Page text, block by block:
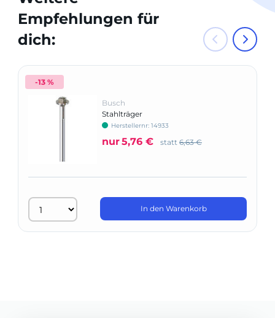
Empfehlungen für
dich:
-13 %
Busch
Stahlträger
Herstellernr: 14933
nur5,76 € statt 6,63 €
In den Warenkorb